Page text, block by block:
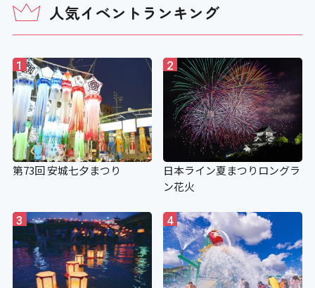
人気イベントランキング
1
第73回 安城七夕まつり
2
日本ライン夏まつりロングラ
ン花火
3 4